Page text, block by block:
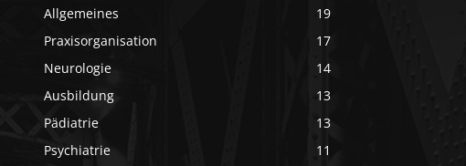
Allgemeines
19
Praxisorganisation
17
Neurologie
14
Ausbildung
13
Pädiatrie
13
Psychiatrie
11